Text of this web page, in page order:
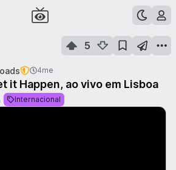
5
4me
it Happen, ao vivo em Lisboa
Internacional